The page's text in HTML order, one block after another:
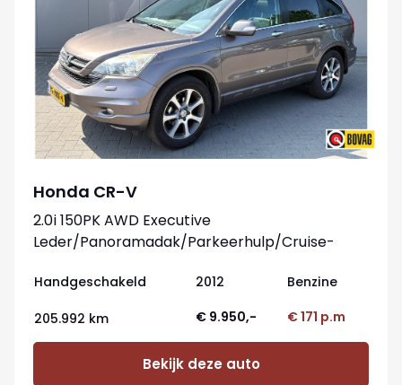
Honda CR-V
2.0i 150PK AWD Executive
Leder/Panoramadak/Parkeerhulp/Cruise-
Handgeschakeld 2012 Benzine
205.992 km € 9.950,- € 171 p.m
Bekijk deze auto